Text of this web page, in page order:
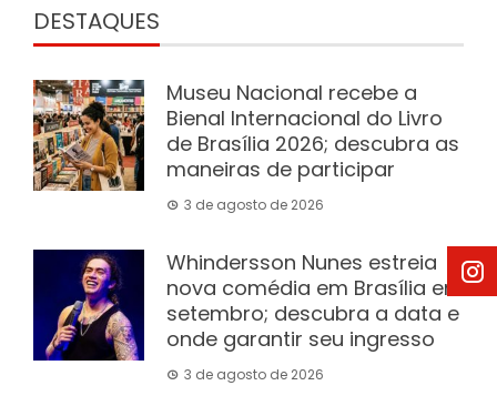
DESTAQUES
Museu Nacional recebe a
Bienal Internacional do Livro
de Brasília 2026; descubra as
maneiras de participar
3 de agosto de 2026
Whindersson Nunes estreia
nova comédia em Brasília em
setembro; descubra a data e
onde garantir seu ingresso
3 de agosto de 2026